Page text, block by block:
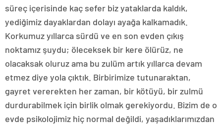
süreç içerisinde kaç sefer biz yataklarda kaldık,
yediğimiz dayaklardan dolayı ayağa kalkamadık.
Korkumuz yıllarca sürdü ve en son evden çıkış
noktamız şuydu; öleceksek bir kere ölürüz, ne
olacaksak oluruz ama bu zulüm artık yıllarca devam
etmez diye yola çıktık. Birbirimize tutunaraktan,
gayret vererekten her zaman, bir kötüyü, bir zulmü
durdurabilmek için birlik olmak gerekiyordu. Bizim de o
evde psikolojimiz hiç normal değildi, yaşadıklarımızdan